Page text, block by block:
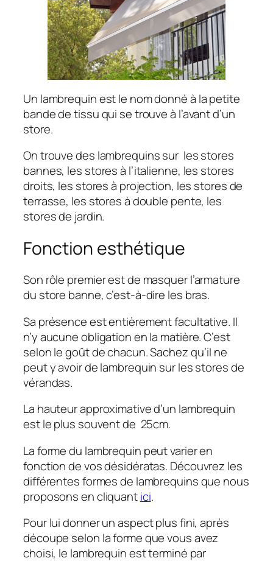
Un lambrequin est le nom donné à la petite
bande de tissu qui se trouve à l’avant d’un
store.
On trouve des lambrequins sur les stores
bannes, les stores à l’italienne, les stores
droits, les stores à projection, les stores de
terrasse, les stores à double pente, les
stores de jardin.
Fonction esthétique
Son rôle premier est de masquer l’armature
du store banne, c’est-à-dire les bras.
Sa présence est entièrement facultative. Il
n’y aucune obligation en la matière. C’est
selon le goût de chacun. Sachez qu’il ne
peut y avoir de lambrequin sur les stores de
vérandas.
La hauteur approximative d’un lambrequin
est le plus souvent de 25cm.
La forme du lambrequin peut varier en
fonction de vos désidératas. Découvrez les
différentes formes de lambrequins que nous
proposons en cliquantici.
Pour lui donner un aspect plus fini, après
découpe selon la forme que vous avez
choisi, le lambrequin est terminé par